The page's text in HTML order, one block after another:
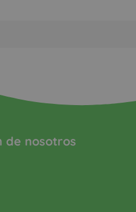
de nosotros